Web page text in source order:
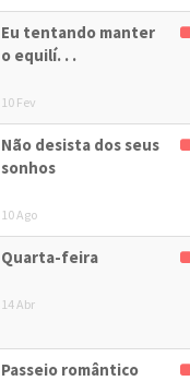
Eu tentando manter
o equilí. . .
10 Fev
Não desista dos seus
sonhos
10 Ago
Quarta-feira
14 Abr
Passeio romântico